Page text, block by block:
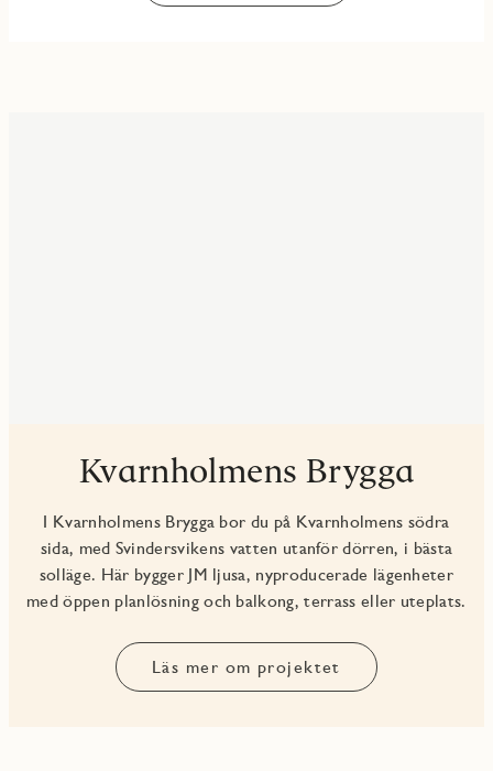
Kvarnholmens Brygga
I Kvarnholmens Brygga bor du på Kvarnholmens södra
sida, med Svindersvikens vatten utanför dörren, i bästa
solläge. Här bygger JM ljusa, nyproducerade lägenheter
med öppen planlösning och balkong, terrass eller uteplats.
Läs mer om projektet